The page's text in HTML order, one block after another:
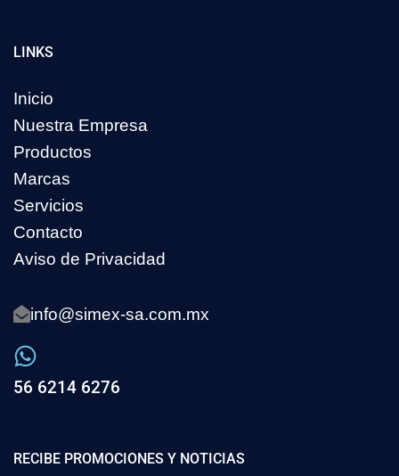
LINKS
Inicio
Nuestra Empresa
Productos
Marcas
Servicios
Contacto
Aviso de Privacidad
info@simex-sa.com.mx
56 6214 6276
RECIBE PROMOCIONES Y NOTICIAS